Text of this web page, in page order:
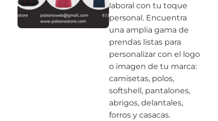
laboral con tu toque
personal. Encuentra
una amplia gama de
prendas listas para
personalizar con el logo
o imagen de tu marca:
camisetas, polos,
softshell, pantalones,
abrigos, delantales,
forros y casacas.